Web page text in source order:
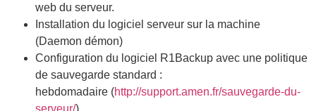
web du serveur.
Installation du logiciel serveur sur la machine
(Daemon démon)
Configuration du logiciel R1Backup avec une politique
de sauvegarde standard :
hebdomadaire (http://support.amen.fr/sauvegarde-du-
serveur/)